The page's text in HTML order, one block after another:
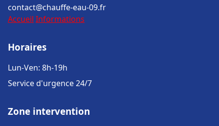
contact@chauffe-eau-09.fr
Accueil Informations
Horaires
Lun-Ven: 8h-19h
Service d'urgence 24/7
Zone intervention